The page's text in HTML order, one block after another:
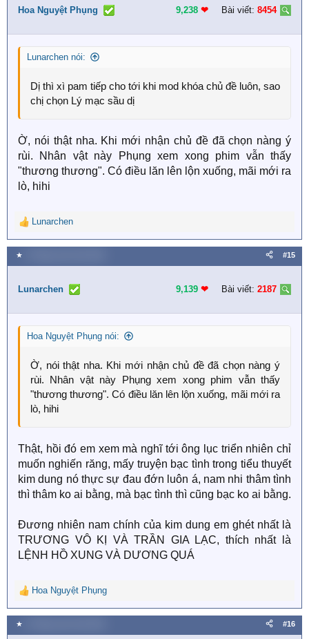
i
n
s
Hoa Nguyệt Phụng 9,238 ❤︎ Bài viết: 8454
Lunarchen nói:
Dị thì xì pam tiếp cho tới khi mod khóa chủ đề luôn, sao
chị chọn Lý mạc sầu dị
Ờ, nói thật nha. Khi mới nhận chủ đề đã chọn nàng ý
rùi. Nhân vật này Phụng xem xong phim vẫn thấy
"thương thương". Có điều lăn lên lộn xuống, mãi mới ra
lò, hihi
R
e
a
c
i
n
s
Lunarchen
★ #15
Lunarchen 9,139 ❤︎ Bài viết: 2187
Hoa Nguyệt Phụng nói:
Ờ, nói thật nha. Khi mới nhận chủ đề đã chọn nàng ý
rùi. Nhân vật này Phụng xem xong phim vẫn thấy
"thương thương". Có điều lăn lên lộn xuống, mãi mới ra
lò, hihi
Thật, hồi đó em xem mà nghĩ tới ông lục triển nhiên chỉ
muốn nghiến răng, mấy truyện bạc tình trong tiểu thuyết
kim dung nó thực sự đau đớn luôn á, nam nhi thâm tình
thì thâm ko ai bằng, mà bạc tình thì cũng bạc ko ai bằng.
Đương nhiên nam chính của kim dung em ghét nhất là
TRƯƠNG VÔ KỊ VÀ TRẦN GIA LẠC, thích nhất là
LỆNH HỒ XUNG VÀ DƯƠNG QUÁ
R
e
a
c
Hoa Nguyệt Phụng
★ #16